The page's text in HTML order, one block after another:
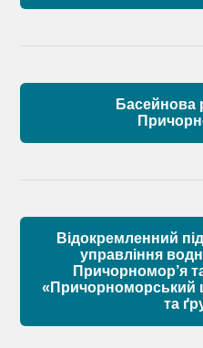
Склад Басейнової
Басейнова
Склад Басейнової
Матеріали
Відокремленний
управління
Причорномор’я
«Причорноморський
та